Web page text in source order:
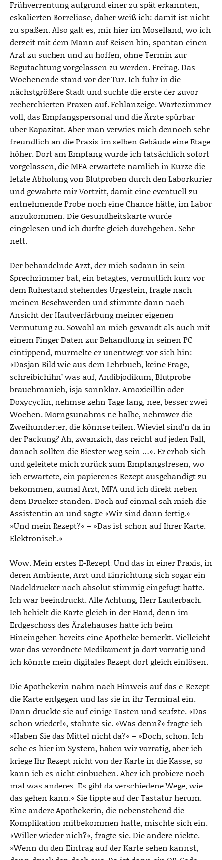
Frühverrentung aufgrund einer zu spät erkannten,
eskalierten Borreliose, daher weiß ich: damit ist nicht
zu spaßen. Also galt es, mir hier im Moselland, wo ich
derzeit mit dem Mann auf Reisen bin, spontan einen
Arzt zu suchen und zu hoffen, ohne Termin zur
Begutachtung vorgelassen zu werden. Freitag. Das
Wochenende stand vor der Tür. Ich fuhr in die
nächstgrößere Stadt und suchte die erste der zuvor
recherchierten Praxen auf. Fehlanzeige. Wartezimmer
voll, das Empfangspersonal und die Ärzte spürbar
über Kapazität. Aber man verwies mich dennoch sehr
freundlich an die Praxis im selben Gebäude eine Etage
höher. Dort am Empfang wurde ich tatsächlich sofort
vorgelassen, die MFA erwartete nämlich in Kürze die
letzte Abholung von Blutproben durch den Laborkurier
und gewährte mir Vortritt, damit eine eventuell zu
entnehmende Probe noch eine Chance hätte, im Labor
anzukommen. Die Gesundheitskarte wurde
eingelesen und ich durfte gleich durchgehen. Sehr
nett.
Der behandelnde Arzt, der mich sodann in sein
Sprechzimmer bat, ein betagtes, vermutlich kurz vor
dem Ruhestand stehendes Urgestein, fragte nach
meinen Beschwerden und stimmte dann nach
Ansicht der Hautverfärbung meiner eigenen
Vermutung zu. Sowohl an mich gewandt als auch mit
einem Finger Daten zur Behandlung in seinen PC
eintippend, murmelte er unentwegt vor sich hin:
»Dasjan Bild wie aus dem Lehrbuch, keine Frage,
schreibichihn’ was auf, Andibjodikum, Blutprobe
brauchmanich, isja sonnklar. Amoxicillin oder
Doxycyclin, nehmse zehn Tage lang, nee, besser zwei
Wochen. Morngsunahms ne halbe, nehmwer die
Zweihunderter, die könnse teilen. Wieviel sind’n da in
der Packung? Ah, zwanzich, das reicht auf jeden Fall,
danach sollten die Biester weg sein …«. Er erhob sich
und geleitete mich zurück zum Empfangstresen, wo
ich erwartete, ein papierenes Rezept ausgehändigt zu
bekommen, zumal Arzt, MFA und ich direkt neben
dem Drucker standen. Doch auf einmal sah mich die
Assistentin an und sagte »Wir sind dann fertig.« –
»Und mein Rezept?« – »Das ist schon auf Ihrer Karte.
Elektronisch.«
Wow. Mein erstes E-Rezept. Und das in einer Praxis, in
deren Ambiente, Arzt und Einrichtung sich sogar ein
Nadeldrucker noch absolut stimmig eingefügt hätte.
Ich war beeindruckt. Alle Achtung, Herr Lauterbach.
Ich behielt die Karte gleich in der Hand, denn im
Erdgeschoss des Ärztehauses hatte ich beim
Hineingehen bereits eine Apotheke bemerkt. Vielleicht
war das verordnete Medikament ja dort vorrätig und
ich könnte mein digitales Rezept dort gleich einlösen.
Die Apothekerin nahm nach Hinweis auf das e-Rezept
die Karte entgegen und las sie in ihr Terminal ein.
Dann drückte sie auf einige Tasten und seufzte. »Das
schon wieder!«, stöhnte sie. »Was denn?« fragte ich
»Haben Sie das Mittel nicht da?« – »Doch, schon. Ich
sehe es hier im System, haben wir vorrätig, aber ich
kriege Ihr Rezept nicht von der Karte in die Kasse, so
kann ich es nicht einbuchen. Aber ich probiere noch
mal was anderes. Es gibt da verschiedene Wege, wie
das gehen kann.« Sie tippte auf der Tastatur herum.
Eine andere Apothekerin, die nebenstehend die
Komplikation mitbekommen hatte, mischte sich ein.
»Willer wieder nich?«, fragte sie. Die andere nickte.
»Wenn du den Eintrag auf der Karte sehen kannst,